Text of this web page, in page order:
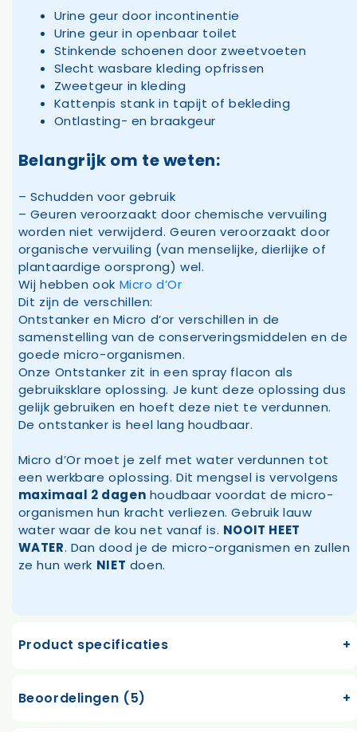
Urine geur door incontinentie
Urine geur in openbaar toilet
Stinkende schoenen door zweetvoeten
Slecht wasbare kleding opfrissen
Zweetgeur in kleding
Kattenpis stank in tapijt of bekleding
Ontlasting- en braakgeur
Belangrijk om te weten:
– Schudden voor gebruik
– Geuren veroorzaakt door chemische vervuiling
worden niet verwijderd. Geuren veroorzaakt door
organische vervuiling (van menselijke, dierlijke of
plantaardige oorsprong) wel.
Wij hebben ook Micro d’Or
Dit zijn de verschillen:
Ontstanker en Micro d’or verschillen in de
samenstelling van de conserveringsmiddelen en de
goede micro-organismen.
Onze Ontstanker zit in een spray flacon als
gebruiksklare oplossing. Je kunt deze oplossing dus
gelijk gebruiken en hoeft deze niet te verdunnen.
De ontstanker is heel lang houdbaar.
Micro d’Or moet je zelf met water verdunnen tot
een werkbare oplossing. Dit mengsel is vervolgens
maximaal 2 dagen houdbaar voordat de micro-
organismen hun kracht verliezen. Gebruik lauw
water waar de kou net vanaf is. NOOIT HEET
WATER. Dan dood je de micro-organismen en zullen
ze hun werk NIET doen.
Product specificaties
Beoordelingen (5)